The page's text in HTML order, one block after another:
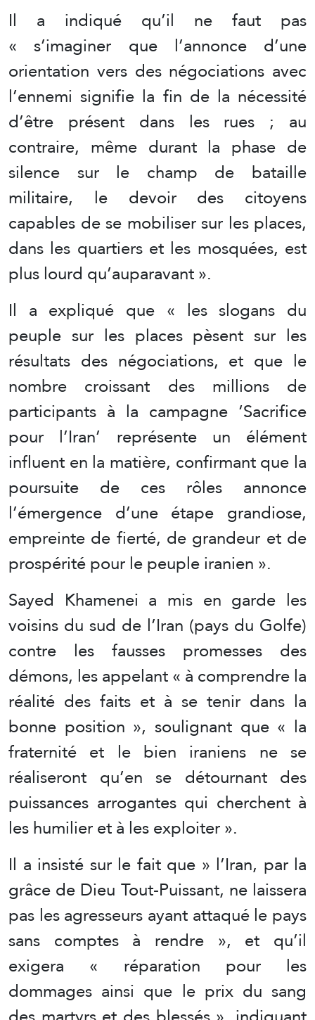
Il a indiqué qu’il ne faut pas
« s’imaginer que l’annonce d’une
orientation vers des négociations avec
l’ennemi signifie la fin de la nécessité
d’être présent dans les rues ; au
contraire, même durant la phase de
silence sur le champ de bataille
militaire, le devoir des citoyens
capables de se mobiliser sur les places,
dans les quartiers et les mosquées, est
plus lourd qu’auparavant ».
Il a expliqué que « les slogans du
peuple sur les places pèsent sur les
résultats des négociations, et que le
nombre croissant des millions de
participants à la campagne ‘Sacrifice
pour l’Iran’ représente un élément
influent en la matière, confirmant que la
poursuite de ces rôles annonce
l’émergence d’une étape grandiose,
empreinte de fierté, de grandeur et de
prospérité pour le peuple iranien ».
Sayed Khamenei a mis en garde les
voisins du sud de l’Iran (pays du Golfe)
contre les fausses promesses des
démons, les appelant « à comprendre la
réalité des faits et à se tenir dans la
bonne position », soulignant que « la
fraternité et le bien iraniens ne se
réaliseront qu’en se détournant des
puissances arrogantes qui cherchent à
les humilier et à les exploiter ».
Il a insisté sur le fait que » l’Iran, par la
grâce de Dieu Tout-Puissant, ne laissera
pas les agresseurs ayant attaqué le pays
sans comptes à rendre », et qu’il
exigera « réparation pour les
dommages ainsi que le prix du sang